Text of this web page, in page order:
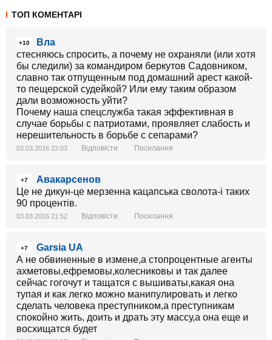
ТОП КОМЕНТАРІ
+10
Вла
стесняюсь спросить, а почему не охраняли (или хотя
бы следили) за командиром беркутов Садовником,
славно так отпущенным под домашний арест какой-
то пещерской судейкой? Или ему таким образом
дали возможность уйти?
Почему наша спецслужба такая эффективная в
случае борьбы с патриотами, проявляет слабость и
нерешительность в борьбе с сепарами?
03.03.2016 22:03 Відповісти Посилання
+7
Авакарсенов
Це не дикун-це мерзенна кацапська сволота-і таких
90 процентів.
03.03.2016 21:52 Відповісти Посилання
+7
Garsia UA
А не обвиненные в измене,а стопроцентные агенты
ахметовы,ефремовы,колесниковы и так далее
сейчас гогочут и тащатся с вышиваты,какая она
тупая и как легко можно манипулировать и легко
сделать человека преступником,а преступникам
спокойно жить, доить и драть эту массу,а она еще и
восхищатся будет